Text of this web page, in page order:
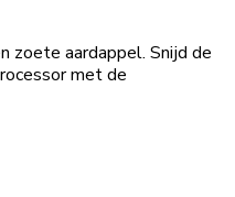
zoete aardappel. Snijd de
met de